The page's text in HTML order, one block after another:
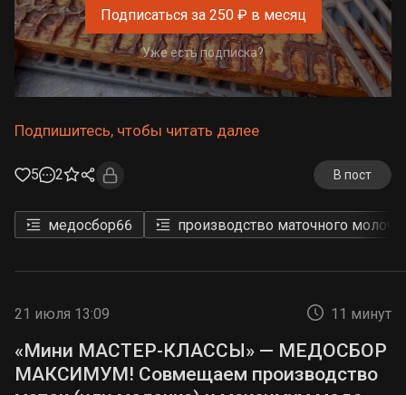
Подписаться за 250 ₽ в месяц
Уже есть подписка?
Подпишитесь, чтобы читать далее
5 2 В пост
медосбор66 производство маточного
21 июля 13:09 11 минут
«Мини МАСТЕР-КЛАССЫ» — МЕДОСБОР
МАКСИМУМ! Совмещаем производство